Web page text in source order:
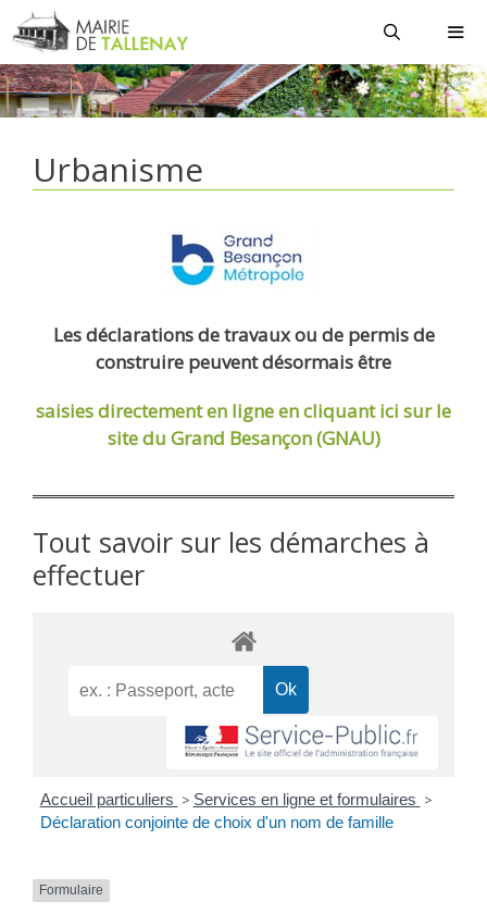
Aller
au
contenu
Urbanisme
Les déclarations de travaux ou de permis de
construire peuvent désormais être
saisies directement en ligneen cliquant ici sur le
site du Grand Besançon (GNAU)
Tout savoir sur les démarches à
effectuer
Accueil particuliers > Services en ligne et formulaires >
Déclaration conjointe de choix d'un nom de famille
Formulaire